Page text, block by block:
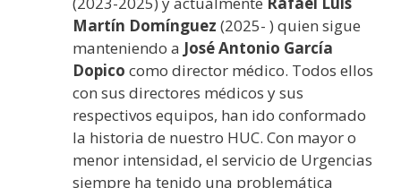
Martín Domínguez (2025- ) quien sigue
manteniendo a José Antonio García
Dopico como director médico. Todos ellos
con sus directores médicos y sus
respectivos equipos, han ido conformado
la historia de nuestro HUC. Con mayor o
menor intensidad, el servicio de Urgencias
siempre ha tenido una problemática